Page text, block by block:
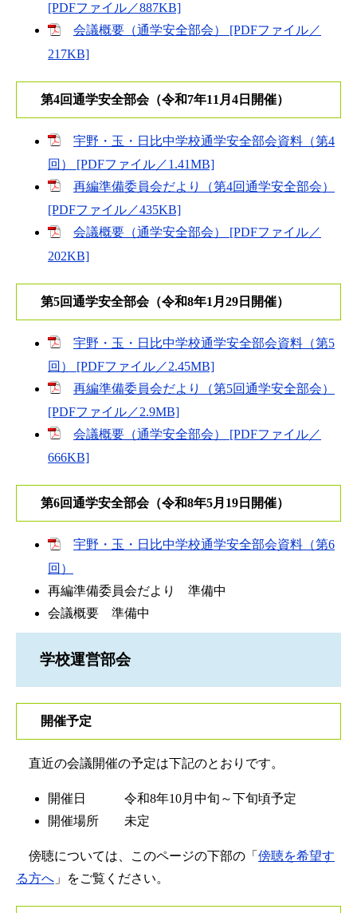
[PDFファイル／887KB]
会議概要（通学安全部会） [PDFファイル／
217KB]
第4回通学安全部会（令和7年11月4日開催）
宇野・玉・日比中学校通学安全部会資料（第4
回） [PDFファイル／1.41MB]
再編準備委員会だより（第4回通学安全部会）
[PDFファイル／435KB]
会議概要（通学安全部会） [PDFファイル／
202KB]
第5回通学安全部会（令和8年1月29日開催）
宇野・玉・日比中学校通学安全部会資料（第5
回） [PDFファイル／2.45MB]
再編準備委員会だより（第5回通学安全部会）
[PDFファイル／2.9MB]
会議概要（通学安全部会） [PDFファイル／
666KB]
第6回通学安全部会（令和8年5月19日開催）
宇野・玉・日比中学校通学安全部会資料（第6
回）
再編準備委員会だより 準備中
会議概要 準備中
学校運営部会
開催予定
直近の会議開催の予定は下記のとおりです。
開催日 令和8年10月中旬～下旬頃予定
開催場所 未定
傍聴については、このページの下部の「 傍聴を希望す
る方へ 」をご覧ください。​